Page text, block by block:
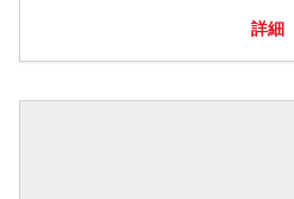
詳細